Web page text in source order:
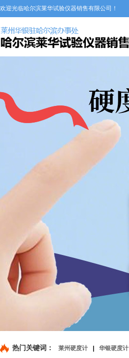
欢迎光临哈尔滨莱华试验仪器销售有限公司！
热门关键词： 莱州硬度计 华银硬度计